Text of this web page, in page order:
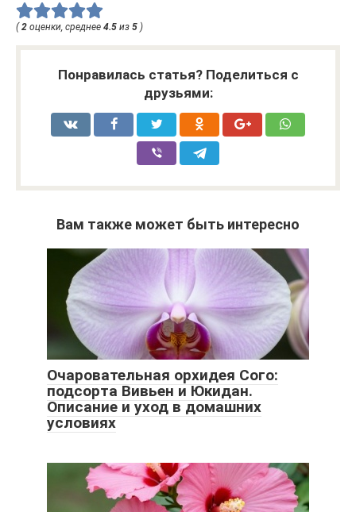
( 2 оценки, среднее 4.5 из 5 )
Понравилась статья? Поделиться с
друзьями:
Вам также может быть интересно
Очаровательная орхидея Сого:
подсорта Вивьен и Юкидан.
Описание и уход в домашних
условиях